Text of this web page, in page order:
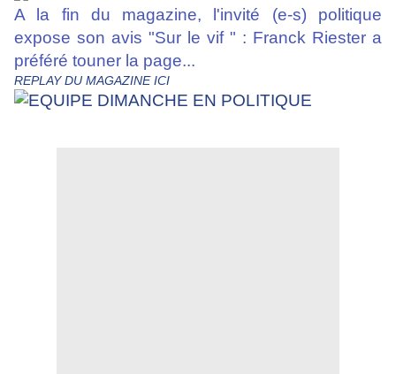
A la fin du magazine, l'invité (e-s) politique
expose son avis "Sur le vif " : Franck Riester a
préféré touner la page...
REPLAY DU MAGAZINEICI